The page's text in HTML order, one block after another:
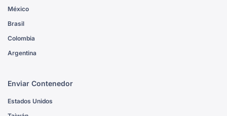
México
Brasil
Colombia
Argentina
Enviar Contenedor
Estados Unidos